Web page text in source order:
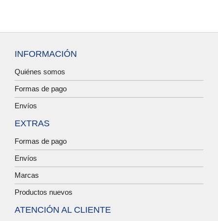
INFORMACIÓN
Quiénes somos
Formas de pago
Envíos
EXTRAS
Formas de pago
Envíos
Marcas
Productos nuevos
ATENCIÓN AL CLIENTE